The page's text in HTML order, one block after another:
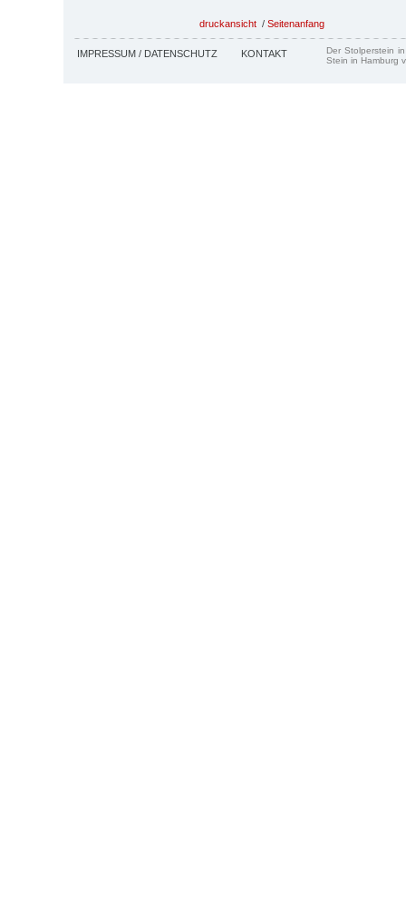
druckansicht / Seitenanfang
IMPRESSUM / DATENSCHUTZ KONTAKT
Der Stolperstein
Stein in Hamburg